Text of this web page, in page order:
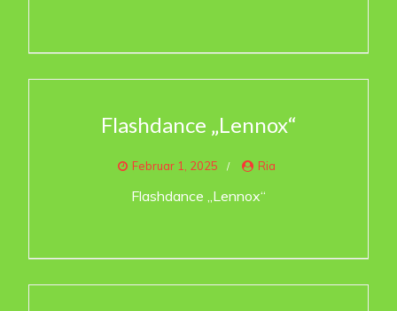
Flashdance „Lennox“
Februar 1, 2025 Ria
Flashdance „Lennox“